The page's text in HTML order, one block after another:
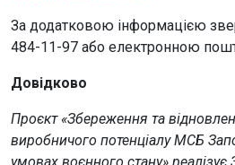
За додатковою інформацією
484-11-97 або електронною
Довідково
Проєкт «Збереження та
виробничого потенціалу МСБ